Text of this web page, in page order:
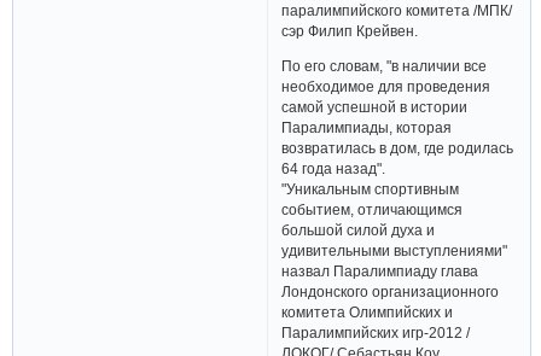
паралимпийского комитета /МПК/
сэр Филип Крейвен.
По его словам, "в наличии все
необходимое для проведения
самой успешной в истории
Паралимпиады, которая
возвратилась в дом, где родилась
64 года назад".
"Уникальным спортивным
событием, отличающимся
большой силой духа и
удивительными выступлениями"
назвал Паралимпиаду глава
Лондонского организационного
комитета Олимпийских и
Паралимпийских игр-2012 /
ЛОКОГ/ Себастьян Коу.